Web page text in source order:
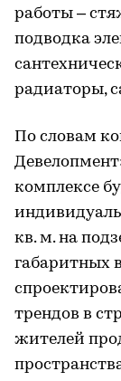
работы –
подводка
радиаторы,
По словам
комплексе
кв. м. на
габаритных
трендов в
жителей